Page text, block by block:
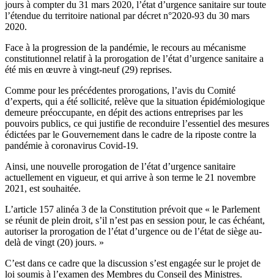
jours à compter du 31 mars 2020, l’état d’urgence sanitaire sur toute
l’étendue du territoire national par décret n°2020-93 du 30 mars
2020.
Face à la progression de la pandémie, le recours au mécanisme
constitutionnel relatif à la prorogation de l’état d’urgence sanitaire a
été mis en œuvre à vingt-neuf (29) reprises.
Comme pour les précédentes prorogations, l’avis du Comité
d’experts, qui a été sollicité, relève que la situation épidémiologique
demeure préoccupante, en dépit des actions entreprises par les
pouvoirs publics, ce qui justifie de reconduire l’essentiel des mesures
édictées par le Gouvernement dans le cadre de la riposte contre la
pandémie à coronavirus Covid-19.
Ainsi, une nouvelle prorogation de l’état d’urgence sanitaire
actuellement en vigueur, et qui arrive à son terme le 21 novembre
2021, est souhaitée.
L’article 157 alinéa 3 de la Constitution prévoit que « le Parlement
se réunit de plein droit, s’il n’est pas en session pour, le cas échéant,
autoriser la prorogation de l’état d’urgence ou de l’état de siège au-
delà de vingt (20) jours. »
C’est dans ce cadre que la discussion s’est engagée sur le projet de
loi soumis à l’examen des Membres du Conseil des Ministres.